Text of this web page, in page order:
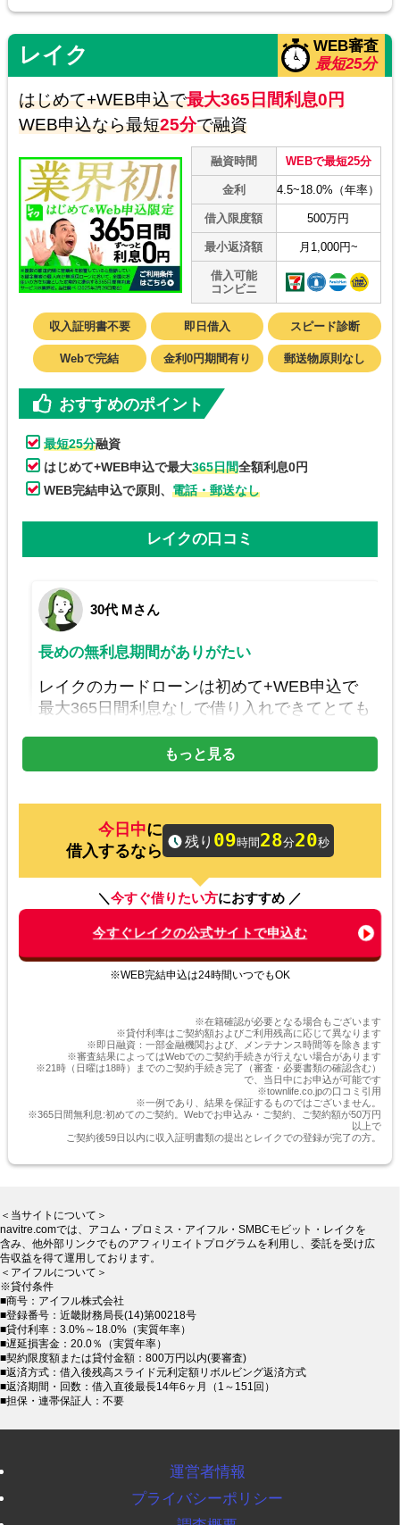
も近くのコンビニで済ますことができるので
とても便利です。
30代 Nさん
アイフルカードローンの無利息期間が長いの
は嬉しいポイントです。臨時の出費でも助か
ります。
WEB審査
最短25分
レイク
はじめて+WEB申込で最大365日間利息0円
WEB申込なら最短25分で融資
融資時間 WEBで最短25分
金利 4.5~18.0%（年率）
借入限度額 500万円
最小返済額 月1,000円~
借入可能
コンビニ
収入証明書不要 即日借入 スピード診断
Webで完結 金利0円期間有り 郵送物原則なし
おすすめのポイント
最短25分融資
はじめて+WEB申込で最大365日間全額利息0円
WEB完結申込で原則、 電話・郵送なし
レイクの口コミ
30代 Mさん
長めの無利息期間がありがたい
レイクのカードローンは初めて+WEB申込で
最大365日間利息なしで借り入れできてとても
長期にわたって借入する予定がある方にはお
すすめです
40代 Aさん
審査スピードが速い
当に良い
スマホで契約すれば書類の郵送の手間もない
20代 Sさん
お審査が不安でも申込◎
審査に自信がない方でも申し込みできます
女性スタッフの対応がとても丁寧で不安なこ
もっと見る
に
借入するなら
残り 09時間 28分20秒
＼今すぐ借りたい方におすすめ ／
今すぐレイクの公式サイトで申込む
※WEB完結申込は24時間いつでもOK
※在籍確認が必要となる場合もございます
※貸付利率はご契約額およびご利用残高に応じて異なります
※即日融資：一部金融機関および、メンテナンス時間等を除きます
※審査結果によってはWebでのご契約手続きが行えない場合があります
※21時（日曜は18時）までのご契約手続き完了（審査・必要書類の確認含む）
で、当日中にお申込が可能です
※townlife.co.jpの口コミ引用
※一例であり、結果を保証するものではございません。
※365日間無利息:初めてのご契約。Webでお申込み・ご契約、ご契約額が50万円
以上で
ご契約後59日以内に収入証明書類の提出とレイクでの登録が完了の方。
＜当サイトについて＞
navitre.comでは、アコム・プロミス・アイフル・SMBCモビット・レイクを
含み、他外部リンクでものアフィリエイトプログラムを利用し、委託を受け広
告収益を得て運用しております。
＜アイフルについて＞
※貸付条件
■商号：アイフル株式会社
■登録番号：近畿財務局長(14)第00218号
■貸付利率：3.0%～18.0%（実質年率）
■遅延損害金：20.0％（実質年率）
■契約限度額または貸付金額：800万円以内(要審査)
■返済方式：借入後残高スライド元利定額リボルビング返済方式
■返済期間・回数：借入直後最長14年6ヶ月（1～151回）
■担保・連帯保証人：不要
運営者情報
プライバシーポリシー